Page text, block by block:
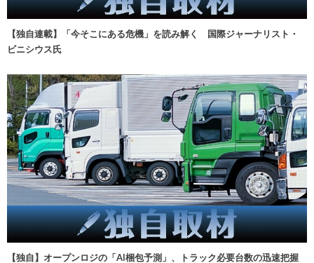
【独自連載】「今そこにある危機」を読み解く 国際ジャーナリスト・
ビニシウス氏
【独自】オープンロジの「AI梱包予測」、トラック必要台数の迅速把握